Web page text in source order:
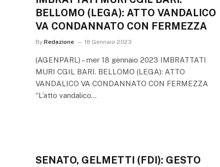
BELLOMO (LEGA): ATTO VANDALICO
VA CONDANNATO CON FERMEZZA
By Redazione 18 Gennaio 2023
(AGENPARL) – mer 18 gennaio 2023 IMBRATTATI
MURI CGIL BARI. BELLOMO (LEGA): ATTO
VANDALICO VA CONDANNATO CON FERMEZZA
“L’atto vandalico…
SENATO, GELMETTI (FDI): GESTO